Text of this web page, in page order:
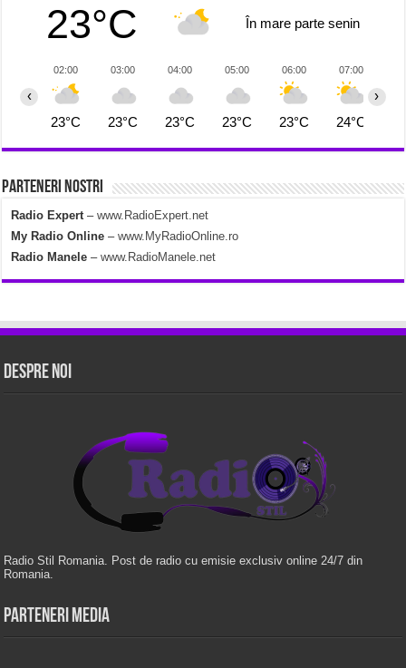
23°C În mare parte senin
02:00
23°C
03:00
23°C
04:00
23°C
05:00
23°C
06:00
23°C
07:00
24°C
‹ ›
Parteneri Nostri
Radio Expert –www.RadioExpert.net
My Radio Online –www.MyRadioOnline.ro
Radio Manele–www.RadioManele.net
Despre Noi
Radio Stil Romania. Post de radio cu emisie exclusiv online 24/7 din
Romania.
Parteneri Media